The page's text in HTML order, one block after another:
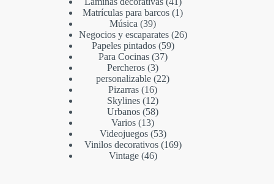
Matrículas para barcos 1
Música 39
Negocios y escaparates 26
Papeles pintados 59
Para Cocinas 37
Percheros 3
personalizable 22
Pizarras 16
Skylines 12
Urbanos 58
Varios 13
Videojuegos 53
Vinilos decorativos 169
Vintage 46